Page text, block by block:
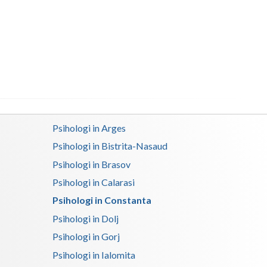
Covasna
Dambovita
Galati
Giurgiu
Gorj
Psihologi in Arges
Psihologi in Bistrita-Nasaud
Psihologi in Brasov
Psihologi in Calarasi
Psihologi in Constanta
Psihologi in Dolj
Psihologi in Gorj
Psihologi in Ialomita